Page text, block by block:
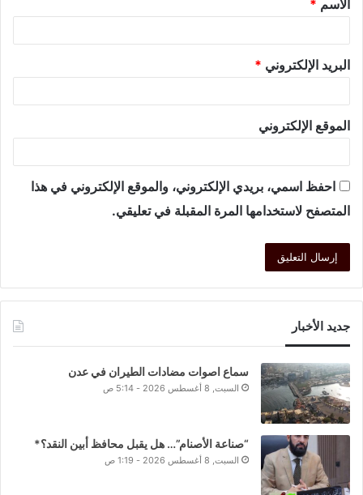
الاسم *
البريد الإلكتروني *
الموقع الإلكتروني
احفظ اسمي، بريدي الإلكتروني، والموقع الإلكتروني في هذا
المتصفح لاستخدامها المرة المقبلة في تعليقي.
جديد الأخبار
سماع اصوات مضادات الطيران في عدن
السبت, 8 أغسطس 2026 - 5:14 ص
“صناعة الأصنام”… هل يقبل محافظ أبين النقد؟*
السبت, 8 أغسطس 2026 - 1:19 ص